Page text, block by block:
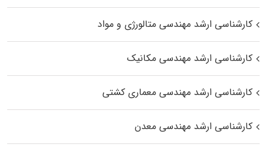
کارشناسی ارشد مهندسی متالورژی و مواد
کارشناسی ارشد مهندسی مکانیک
کارشناسی ارشد مهندسی معماری کشتی
کارشناسی ارشد مهندسی معدن